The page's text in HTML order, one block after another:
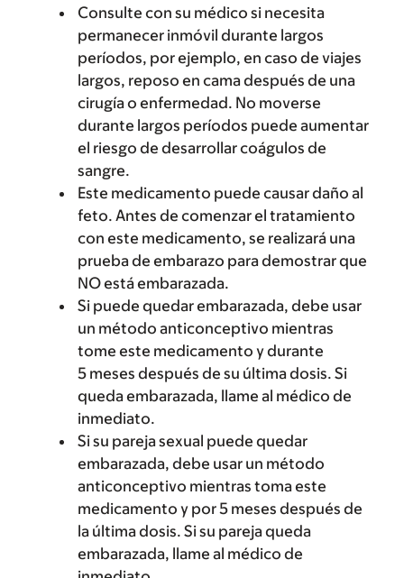
Consulte con su médico si necesita
permanecer inmóvil durante largos
períodos, por ejemplo, en caso de viajes
largos, reposo en cama después de una
cirugía o enfermedad. No moverse
durante largos períodos puede aumentar
el riesgo de desarrollar coágulos de
sangre.
Este medicamento puede causar daño al
feto. Antes de comenzar el tratamiento
con este medicamento, se realizará una
prueba de embarazo para demostrar que
NO está embarazada.
Si puede quedar embarazada, debe usar
un método anticonceptivo mientras
tome este medicamento y durante
5 meses después de su última dosis. Si
queda embarazada, llame al médico de
inmediato.
Si su pareja sexual puede quedar
embarazada, debe usar un método
anticonceptivo mientras toma este
medicamento y por 5 meses después de
la última dosis. Si su pareja queda
embarazada, llame al médico de